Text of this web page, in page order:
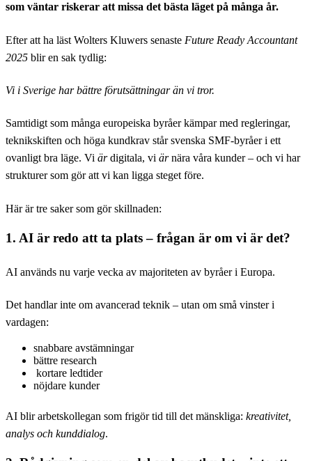
som väntar riskerar att missa det bästa läget på många år.
Efter att ha läst Wolters Kluwers senaste Future Ready Accountant
2025 blir en sak tydlig:
Vi i Sverige har bättre förutsättningar än vi tror.
Samtidigt som många europeiska byråer kämpar med regleringar,
teknikskiften och höga kundkrav står svenska SMF-byråer i ett
ovanligt bra läge. Vi ärdigitala, vi ärnära våra kunder – och vi har
strukturer som gör att vi kan ligga steget före.
Här är tre saker som gör skillnaden:
1. AI är redo att ta plats – frågan är om vi är det?
AI används nu varje vecka av majoriteten av byråer i Europa.
Det handlar inte om avancerad teknik – utan om små vinster i
vardagen:
snabbare avstämningar
bättre research
kortare ledtider
nöjdare kunder
AI blir arbetskollegan som frigör tid till det mänskliga: kreativitet,
analys och kunddialog.